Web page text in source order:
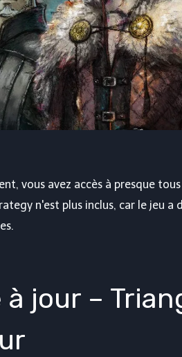
vous avez accès à presque
n'est plus inclus, car le jeu a
à jour –